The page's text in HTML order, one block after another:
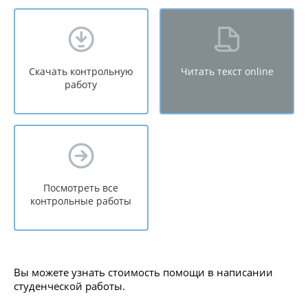
Скачать контрольную
работу
Читать текст online
Посмотреть все
контрольные работы
Вы можете узнать стоимость помощи в написании
студенческой работы.